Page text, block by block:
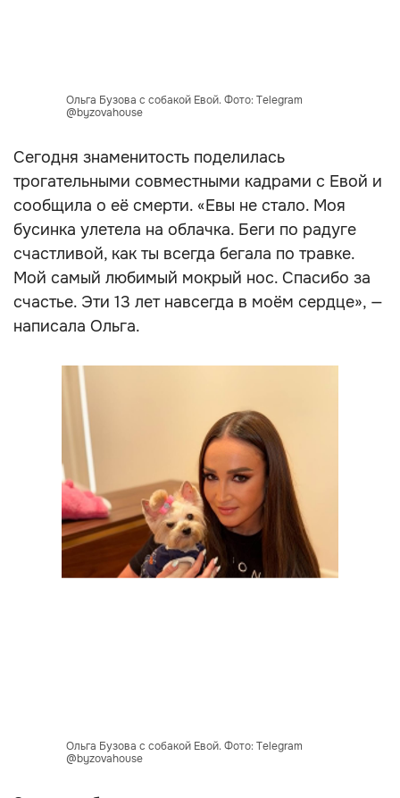
Ольга Бузова с собакой Евой. Фото: Telegram
@byzovahouse
Сегодня знаменитость поделилась
трогательными совместными кадрами с Евой и
сообщила о её смерти. «Евы не стало. Моя
бусинка улетела на облачка. Беги по радуге
счастливой, как ты всегда бегала по травке.
Мой самый любимый мокрый нос. Спасибо за
счастье. Эти 13 лет навсегда в моём сердце», —
написала Ольга.
Ольга Бузова с собакой Евой. Фото: Telegram
@byzovahouse